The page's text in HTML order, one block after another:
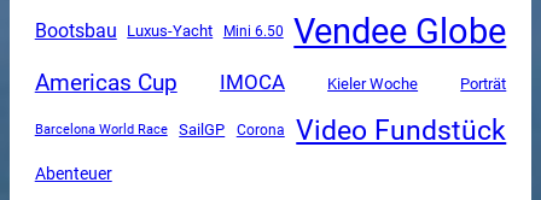
Bootsbau Luxus-Yacht Mini 6.50 Vendee Globe
Americas Cup IMOCA Kieler Woche Porträt
Barcelona World Race SailGP Corona Video Fundstück
Abenteuer